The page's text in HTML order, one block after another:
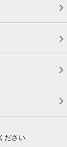
ださい